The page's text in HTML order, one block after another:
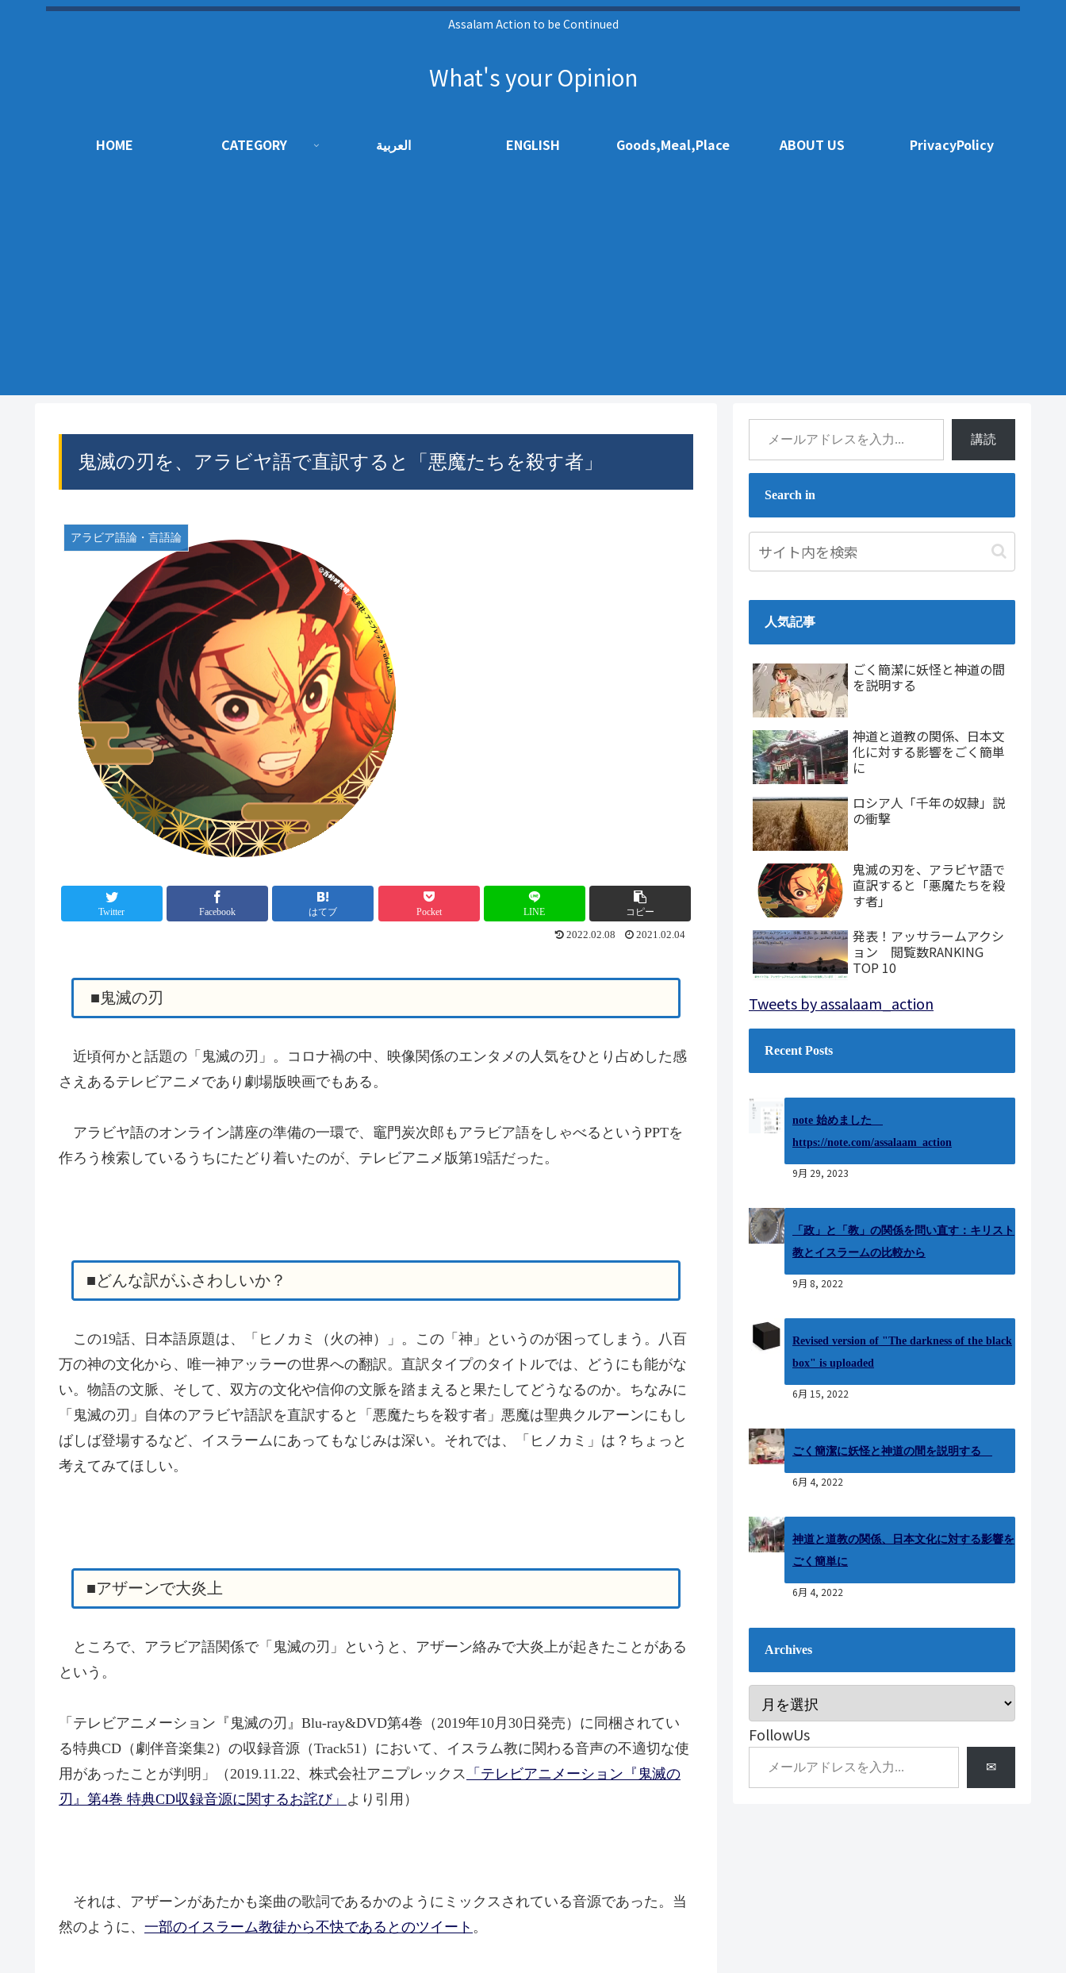
Assalam Action to be Continued
What's your Opinion
HOME CATEGORY العربية ENGLISH Goods,Meal,Place ABOUT US PrivacyPolicy
鬼滅の刃を、アラビヤ語で直訳すると「悪魔たちを殺す者」
アラビア語論・言語論
Twitter Facebook はてブ Pocket LINE コピー
2022.02.08 2021.02.04
■鬼滅の刃
近頃何かと話題の「鬼滅の刃」。コロナ禍の中、映像関係のエンタメの人気をひとり占めした感
さえあるテレビアニメであり劇場版映画でもある。
アラビヤ語のオンライン講座の準備の一環で、竈門炭次郎もアラビア語をしゃべるというPPTを
作ろう検索しているうちにたどり着いたのが、テレビアニメ版第19話だった。
■どんな訳がふさわしいか？
この19話、日本語原題は、「ヒノカミ（火の神）」。この「神」というのが困ってしまう。八百
万の神の文化から、唯一神アッラーの世界への翻訳。直訳タイプのタイトルでは、どうにも能がな
い。物語の文脈、そして、双方の文化や信仰の文脈を踏まえると果たしてどうなるのか。ちなみに
「鬼滅の刃」自体のアラビヤ語訳を直訳すると「悪魔たちを殺す者」悪魔は聖典クルアーンにもし
ばしば登場するなど、イスラームにあってもなじみは深い。それでは、「ヒノカミ」は？ちょっと
考えてみてほしい。
■アザーンで大炎上
ところで、アラビア語関係で「鬼滅の刃」というと、アザーン絡みで大炎上が起きたことがある
という。
「テレビアニメーション『鬼滅の刃』Blu-ray&DVD第4巻（2019年10月30日発売）に同梱されてい
る特典CD（劇伴音楽集2）の収録音源（Track51）において、イスラム教に関わる音声の不適切な使
用があったことが判明」
（2019.11.22、株式会社アニプレックス 「テレビアニメーション『鬼滅の
刃』第4巻 特典CD収録音源に関するお詫び」 より引用）
それは、アザーンがあたかも楽曲の歌詞であるかのようにミックスされている音源であった。当
然のように、 一部のイスラーム教徒から不快であるとのツイート 。
講読
Search in
人気記事
ごく簡潔に妖怪と神道の間
を説明する
神道と道教の関係、日本文
化に対する影響をごく簡単
に
ロシア人「千年の奴隷」説
の衝撃
鬼滅の刃を、アラビヤ語で
直訳すると「悪魔たちを殺
す者」
発表！アッサラームアクシ
ョン 閲覧数RANKING
TOP 10
Tweets by assalaam_action
Recent Posts
note 始めました
https://note.com/assalaam_action
9月 29, 2023
「政」と「教」の関係を問い直す：キリスト
教とイスラームの比較から
9月 8, 2022
Revised version of "The darkness of the black
box" is uploaded
6月 15, 2022
ごく簡潔に妖怪と神道の間を説明する
6月 4, 2022
神道と道教の関係、日本文化に対する影響を
ごく簡単に
6月 4, 2022
Archives
FollowUs
✉